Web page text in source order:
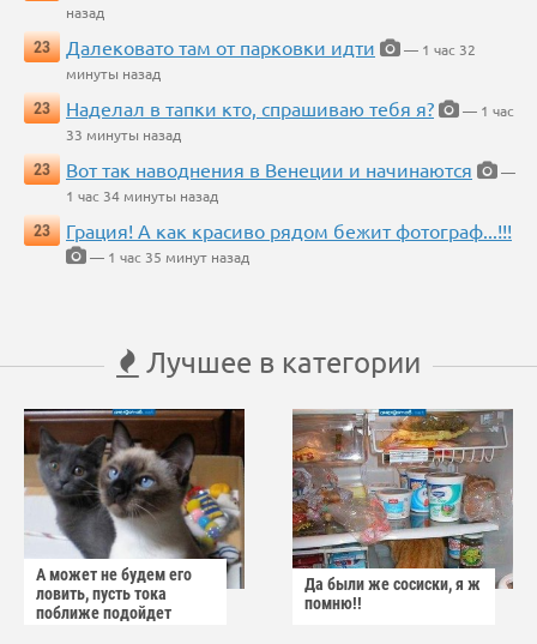
назад
23
Далековато там от парковки идти
— 1 час 32
минуты назад
23
Наделал в тапки кто, спрашиваю тебя я?
— 1 час
33 минуты назад
23
Вот так наводнения в Венеции и начинаются
—
1 час 34 минуты назад
23
Грация! А как красиво рядом бежит фотограф...!!!
— 1 час 35 минут назад
Лучшее в категории
А может не будем его
ловить, пусть тока
поближе подойдет
Да были же сосиски, я ж
помню!!